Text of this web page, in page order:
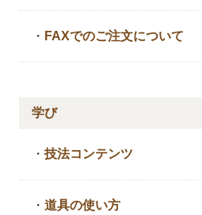
・ FAXでのご注文について
学び
・技法コンテンツ
・道具の使い方